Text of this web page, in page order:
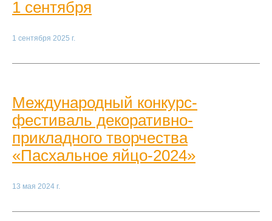
1 сентября
1 сентября 2025 г.
Международный конкурс-
фестиваль декоративно-
прикладного творчества
«Пасхальное яйцо-2024»
13 мая 2024 г.